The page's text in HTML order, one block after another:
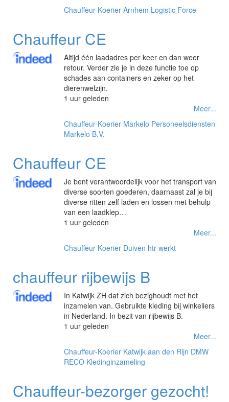
Chauffeur-Koerier Arnhem Logistic Force
Chauffeur CE
Altijd één laadadres per keer en dan weer
retour. Verder zie je in deze functie toe op
schades aan containers en zeker op het
dierenwelzijn.
1 uur geleden
Meer...
Chauffeur-Koerier Markelo Personeelsdiensten
Markelo B.V.
Chauffeur CE
Je bent verantwoordelijk voor het transport van
diverse soorten goederen, daarnaast zal je bij
diverse ritten zelf laden en lossen met behulp
van een laadklep…
1 uur geleden
Meer...
Chauffeur-Koerier Duiven htr-werkt
chauffeur rijbewijs B
In Katwijk ZH dat zich bezighoudt met het
inzamelen van. Gebruikte kleding bij winkeliers
in Nederland. In bezit van rijbewijs B.
1 uur geleden
Meer...
Chauffeur-Koerier Katwijk aan den Rijn DMW
RECO Kledinginzameling
Chauffeur-bezorger gezocht!